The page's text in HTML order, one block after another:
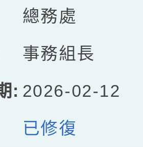
總務處
事務組長
2026-02-12
已修復